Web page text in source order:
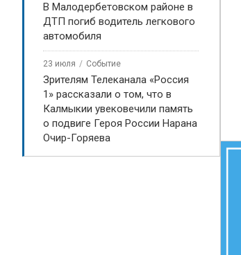
В Малодербетовском районе в
ДТП погиб водитель легкового
автомобиля
23 июля Событие
Зрителям Телеканала «Россия
1» рассказали о том, что в
Калмыкии увековечили память
о подвиге Героя России Нарана
Очир-Горяева